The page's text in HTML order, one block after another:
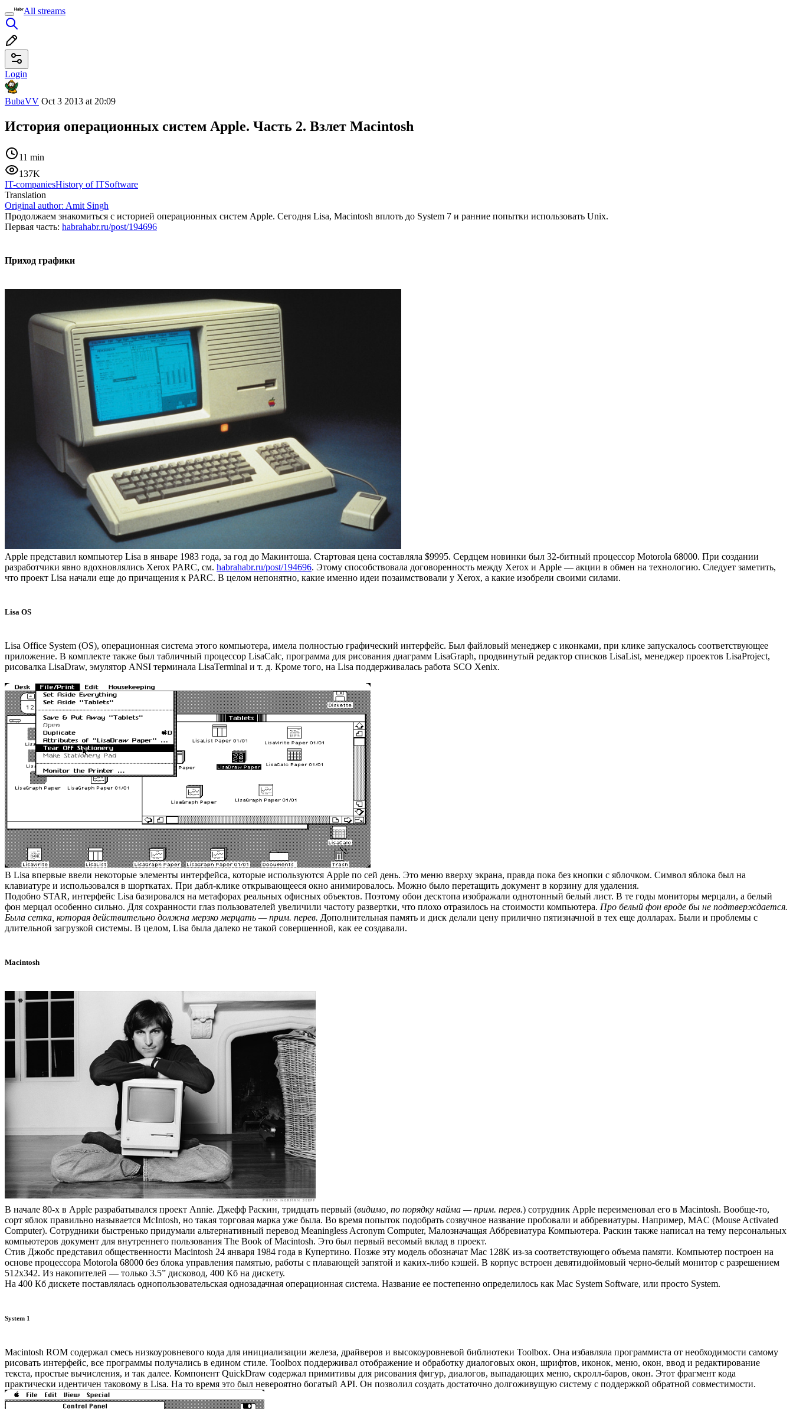
All streams
Login
BubaVV Oct 3 2013 at 20:09
История операционных систем Apple. Часть 2. Взлет Macintosh
11 min
137K
IT-companiesHistory of ITSoftware
Translation
Original author: Amit Singh
Продолжаем знакомиться с историей операционных систем Apple. Сегодня Lisa, Macintosh вплоть до System 7 и ранние попытки использовать Unix.
Первая часть: habrahabr.ru/post/194696
Приход графики
Apple представил компьютер Lisa в январе 1983 года, за год до Макинтоша. Стартовая цена составляла $9995. Сердцем новинки был 32-битный процессор Motorola 68000. При создании
разработчики явно вдохновлялись Xerox PARC, см. habrahabr.ru/post/194696. Этому способствовала договоренность между Xerox и Apple — акции в обмен на технологию. Следует заметить,
что проект Lisa начали еще до причащения к PARC. В целом непонятно, какие именно идеи позаимствовали у Xerox, а какие изобрели своими силами.
Lisa OS
Lisa Office System (OS), операционная система этого компьютера, имела полностью графический интерфейс. Был файловый менеджер с иконками, при клике запускалось соответствующее
приложение. В комплекте также был табличный процессор LisaCalc, программа для рисования диаграмм LisaGraph, продвинутый редактор списков LisaList, менеджер проектов LisaProject,
рисовалка LisaDraw, эмулятор ANSI терминала LisaTerminal и т. д. Кроме того, на Lisa поддерживалась работа SCO Xenix.
В Lisa впервые ввели некоторые элементы интерфейса, которые используются Apple по сей день. Это меню вверху экрана, правда пока без кнопки с яблочком. Символ яблока был на
клавиатуре и использовался в шорткатах. При дабл-клике открывающееся окно анимировалось. Можно было перетащить документ в корзину для удаления.
Подобно STAR, интерфейс Lisa базировался на метафорах реальных офисных объектов. Поэтому обои десктопа изображали однотонный белый лист. В те годы мониторы мерцали, а белый
фон мерцал особенно сильно. Для сохранности глаз пользователей увеличили частоту развертки, что плохо отразилось на стоимости компьютера. Про белый фон вроде бы не подтверждается.
Была сетка, которая действительно должна мерзко мерцать — прим. перев. Дополнительная память и диск делали цену прилично пятизначной в тех еще долларах. Были и проблемы с
длительной загрузкой системы. В целом, Lisa была далеко не такой совершенной, как ее создавали.
Macintosh
В начале 80-х в Apple разрабатывался проект Annie. Джефф Раскин, тридцать первый (видимо, по порядку найма — прим. перев.) сотрудник Apple переименовал его в Macintosh. Вообще-то,
сорт яблок правильно называется McIntosh, но такая торговая марка уже была. Во время попыток подобрать созвучное название пробовали и аббревиатуры. Например, MAC (Mouse Activated
Computer). Сотрудники быстренько придумали альтернативный перевод Meaningless Acronym Computer, Малозначащая Аббревиатура Компьютера. Раскин также написал на тему персональных
компьютеров документ для внутреннего пользования The Book of Macintosh. Это был первый весомый вклад в проект.
Стив Джобс представил общественности Macintosh 24 января 1984 года в Купертино. Позже эту модель обозначат Mac 128K из-за соответствующего объема памяти. Компьютер построен на
основе процессора Motorola 68000 без блока управления памятью, работы с плавающей запятой и каких-либо кэшей. В корпус встроен девятидюймовый черно-белый монитор с разрешением
512х342. Из накопителей — только 3.5” дисковод, 400 Кб на дискету.
На 400 Кб дискете поставлялась однопользовательская однозадачная операционная система. Название ее постепенно определилось как Mac System Software, или просто System.
System 1
Macintosh ROM содержал смесь низкоуровневого кода для инициализации железа, драйверов и высокоуровневой библиотеки Toolbox. Она избавляла программиста от необходимости самому
рисовать интерфейс, все программы получались в едином стиле. Toolbox поддерживал отображение и обработку диалоговых окон, шрифтов, иконок, меню, окон, ввод и редактирование
текста, простые вычисления, и так далее. Компонент QuickDraw содержал примитивы для рисования фигур, диалогов, выпадающих меню, скролл-баров, окон. Этот фрагмент кода
практически идентичен таковому в Lisa. На то время это был невероятно богатый API. Он позволил создать достаточно долгоживущую систему с поддержкой обратной совместимости.